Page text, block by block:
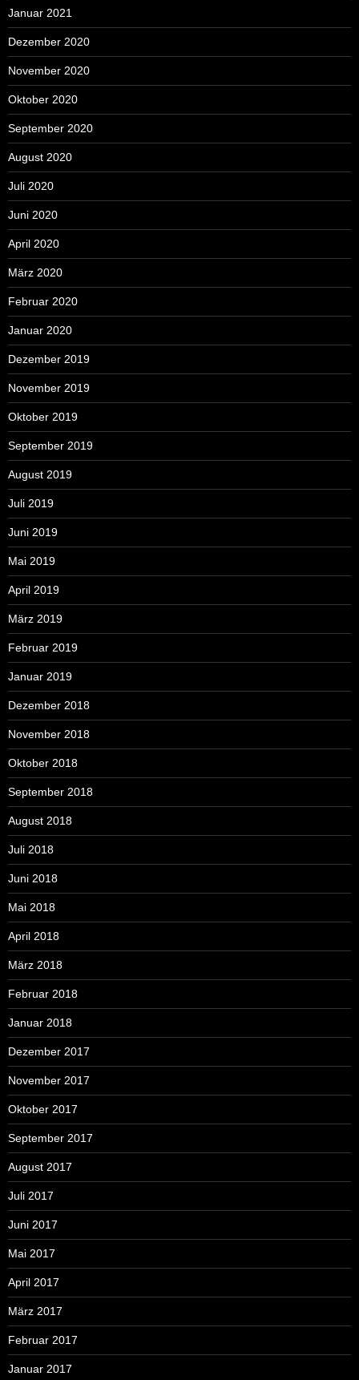
Januar 2021
Dezember 2020
November 2020
Oktober 2020
September 2020
August 2020
Juli 2020
Juni 2020
April 2020
März 2020
Februar 2020
Januar 2020
Dezember 2019
November 2019
Oktober 2019
September 2019
August 2019
Juli 2019
Juni 2019
Mai 2019
April 2019
März 2019
Februar 2019
Januar 2019
Dezember 2018
November 2018
Oktober 2018
September 2018
August 2018
Juli 2018
Juni 2018
Mai 2018
April 2018
März 2018
Februar 2018
Januar 2018
Dezember 2017
November 2017
Oktober 2017
September 2017
August 2017
Juli 2017
Juni 2017
Mai 2017
April 2017
März 2017
Februar 2017
Januar 2017